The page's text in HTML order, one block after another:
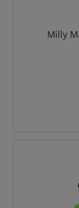
Milly